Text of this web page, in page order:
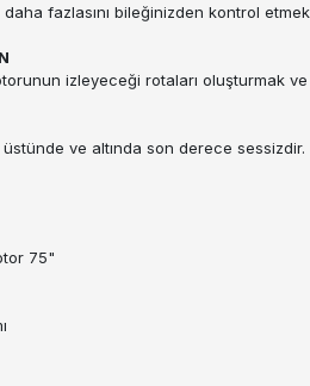
fazlasını bileğinizden kontrol
izleyeceği rotaları oluşturmak
üstünde ve altında son derece sessizdir.
75"